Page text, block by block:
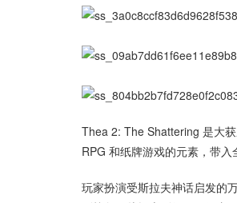
Thea 2: The Shattering 是大
RPG 和纸牌游戏的元素，带入
玩家扮演受斯拉夫神话启发的